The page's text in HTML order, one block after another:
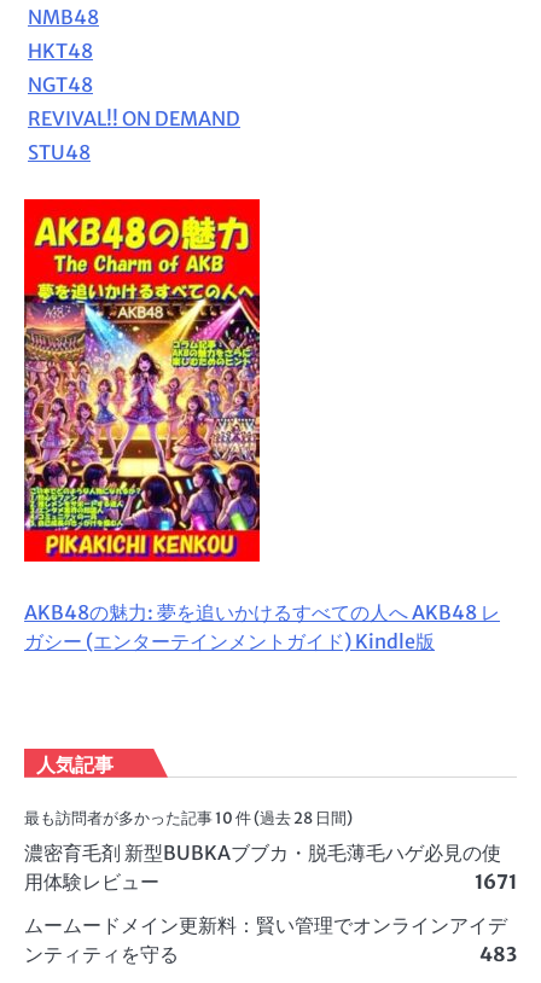
NMB48
HKT48
NGT48
REVIVAL!! ON DEMAND
STU48
AKB48の魅力: 夢を追いかけるすべての人へ AKB48 レ
ガシー (エンターテインメントガイド) Kindle版
人気記事
最も訪問者が多かった記事 10 件 (過去 28 日間)
濃密育毛剤 新型BUBKAブブカ・脱毛薄毛ハゲ必見の使
用体験レビュー
1671
ムームードメイン更新料：賢い管理でオンラインアイデ
ンティティを守る
483